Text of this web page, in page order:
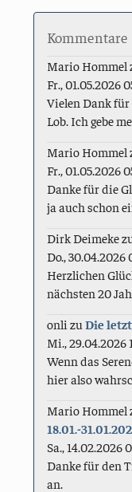
Kommentare
Mario Hommel
Fr., 01.05.2026
Vielen Dank
Lob. Ich gebe
Mario Hommel
Fr., 01.05.2026
Danke für die
ja auch schon
Dirk Deimeke
Do., 30.04.2026
Herzlichen
nächsten 20
onli zuDie
Mi., 29.04.2026
Wenn das
hier also
Mario Hommel
18.01.-
Sa., 14.02.2026
Danke für den
an.